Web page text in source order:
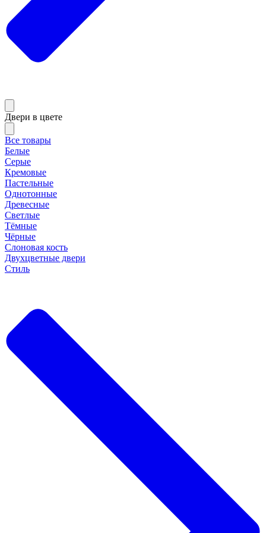
Двери в цвете
Все товары
Белые
Серые
Кремовые
Пастельные
Однотонные
Древесные
Светлые
Тёмные
Чёрные
Слоновая кость
Двухцветные двери
Стиль